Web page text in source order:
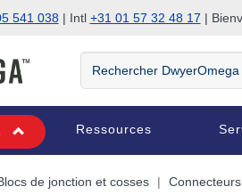
541 038| Intl +31 01 57 32 48 17 |
Rechercher
DwyerOmega
Ressources
de jonction et cosses